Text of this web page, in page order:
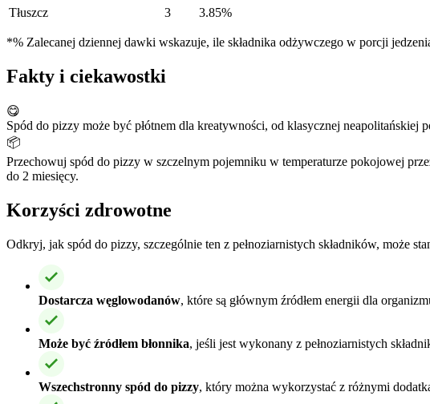
Tłuszcz
3 3.85%
*% Zalecanej dziennej dawki wskazuje, ile składnika odżywczego w porcji
Fakty i ciekawostki
😋
Spód do pizzy może być płótnem dla kreatywności, od klasycznej neapolitańskiej
📦
Przechowuj spód do pizzy w szczelnym pojemniku w temperaturze pokojowej
do 2 miesięcy.
Korzyści zdrowotne
Odkryj, jak spód do pizzy, szczególnie ten z pełnoziarnistych składników, może
Dostarcza węglowodanów, które są głównym źródłem energii dla
Może być źródłem błonnika, jeśli jest wykonany z pełnoziarnistych
Wszechstronny spód do pizzy, który można wykorzystać z różnymi